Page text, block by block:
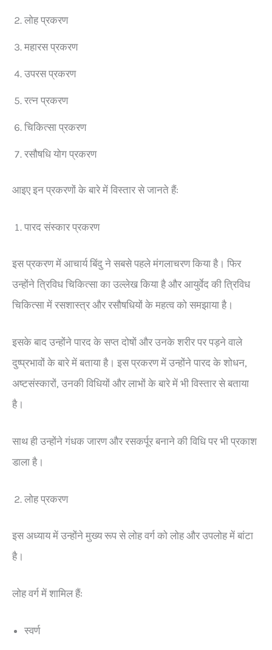
लोह प्रकरण
महारस प्रकरण
उपरस प्रकरण
रत्न प्रकरण
चिकित्सा प्रकरण
रसौषधि योग प्रकरण
आइए इन प्रकरणों के बारे में विस्तार से जानते हैं:
पारद संस्कार प्रकरण
इस प्रकरण में आचार्य बिंदु ने सबसे पहले मंगलाचरण किया है। फिर
उन्होंने त्रिविध चिकित्सा का उल्लेख किया है और आयुर्वेद की त्रिविध
चिकित्सा में रसशास्त्र और रसौषधियों के महत्व को समझाया है।
इसके बाद उन्होंने पारद के सप्त दोषों और उनके शरीर पर पड़ने वाले
दुष्प्रभावों के बारे में बताया है। इस प्रकरण में उन्होंने पारद के शोधन,
अष्टसंस्कारों, उनकी विधियों और लाभों के बारे में भी विस्तार से बताया
है।
साथ ही उन्होंने गंधक जारण और रसकर्पूर बनाने की विधि पर भी प्रकाश
डाला है।
लोह प्रकरण
इस अध्याय में उन्होंने मुख्य रूप से लोह वर्ग को लोह और उपलोह में बांटा
है।
लोह वर्ग में शामिल हैं:
स्वर्ण